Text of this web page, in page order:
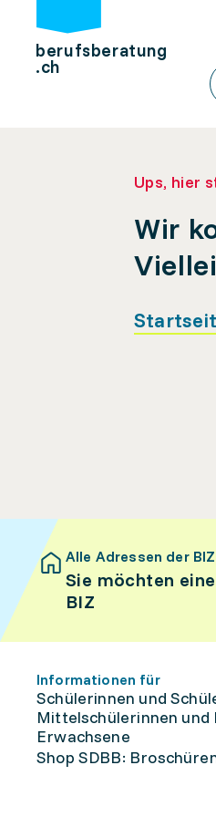
berufsberatung
.ch
Ups, hier
Wir
Alle Adressen der BIZ
Sie möchten
BIZ
Informationen für
Schülerinnen und
Mittelschülerinnen
Erwachsene
Shop SDBB: